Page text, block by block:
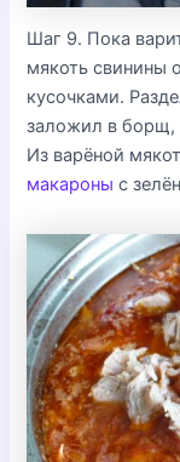
Шаг 9. Пока
мякоть свинины
кусочками.
заложил в борщ,
Из варёной
макароны с